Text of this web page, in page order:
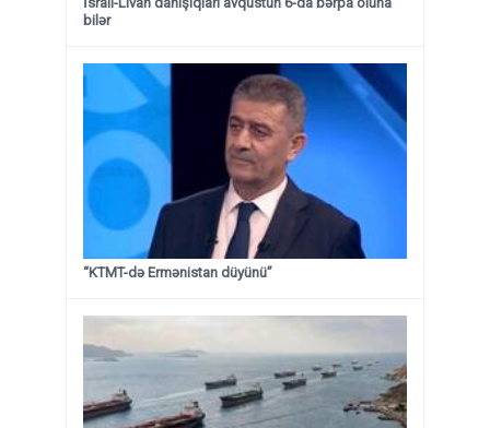
bilər
“KTMT-də Ermənistan düyünü”